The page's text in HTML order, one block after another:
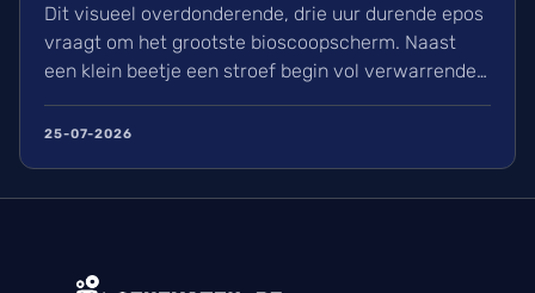
Dit visueel overdonderende, drie uur durende epos
vraagt om het grootste bioscoopscherm. Naast
een klein beetje een stroef begin vol verwarrende
flashbacks en wisselend acteerwerk, evolueert de
film in een indrukwekkend epos vol praktische
25-07-2026